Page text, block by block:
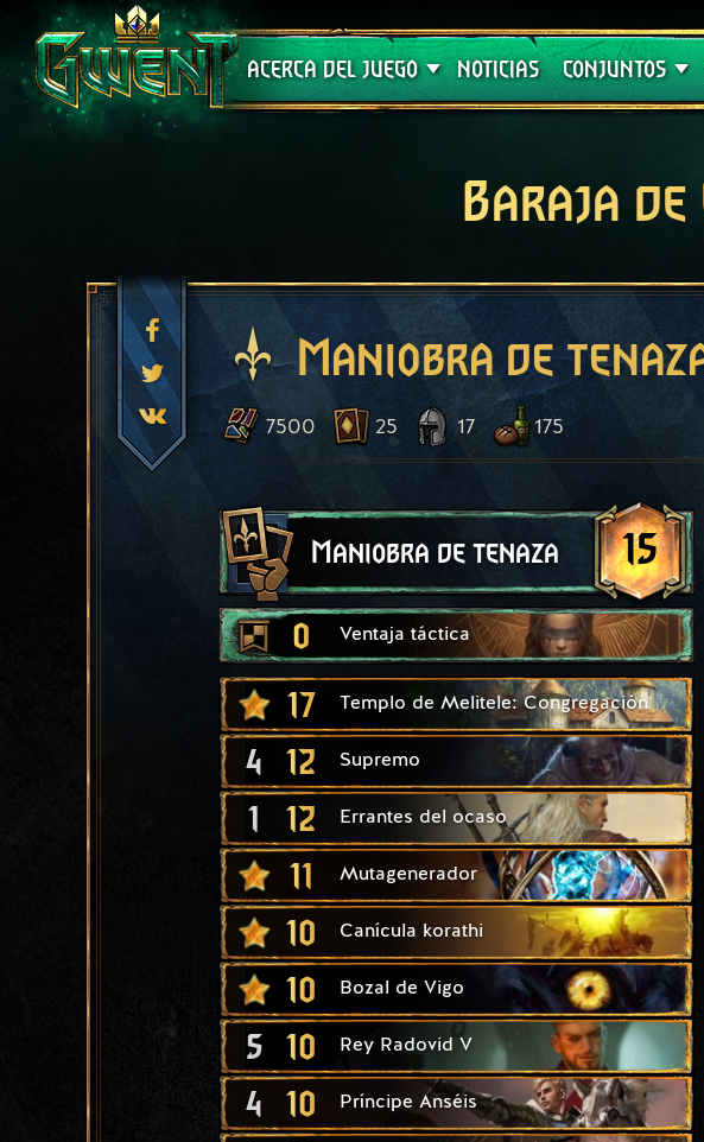
ACERCA DEL JUEGO
Soporte técnico
NOTICIAS CONJUNTOS
Crimson
Baraja de
Maniobra de
7500 25 17 175
Maniobra de tenaza 15
0 Ventaja táctica
17 Templo de Melitele: Congregación
4 12 Supremo
1 12 Errantes del ocaso
11 Mutagenerador
10 Canícula korathi
10 Bozal de Vigo
5 10 Rey Radovid V
4 10 Príncipe Anséis